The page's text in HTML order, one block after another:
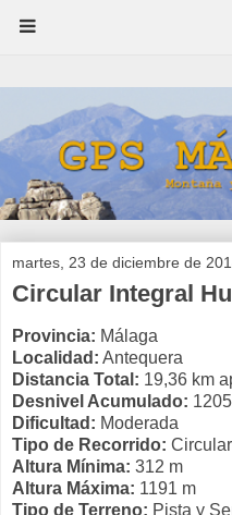
martes, 23 de diciembre de
Circular Integral
Provincia: Málaga
Localidad: Antequera
Distancia Total: 19,36 km
Desnivel Acumulado:
Dificultad: Moderada
Tipo de Recorrido: Circular
Altura Mínima: 312 m
Altura Máxima: 1191 m
Tipo de Terreno: Pista y